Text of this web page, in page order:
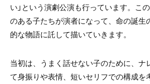
い」という演劇公演も行っています。こ
のある子たちが演者になって、命の誕生
的な物語に託して描いていきます。
当初は、うまく話せない子のために、ナ
て身振りや表情、短いセリフでの構成を